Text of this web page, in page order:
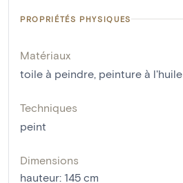
PROPRIÉTÉS PHYSIQUES
Matériaux
toile à peindre, peinture à l'huile
Techniques
peint
Dimensions
hauteur: 145 cm